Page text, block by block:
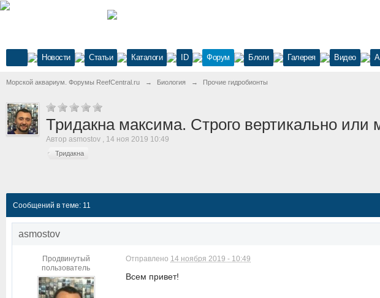
Новости Статьи Каталоги ID Форум Блоги Галерея Видео
Морской аквариум. Форумы ReefCentral.ru → Биология → Прочие гидробионты
Тридакна максима. Строго вертикально или
Автор asmostov , 14 ноя 2019 10:49
Тридакна
Сообщений в теме: 11
asmostov
Продвинутый
пользователь
Отправлено 14 ноября 2019 - 10:49
Всем привет!